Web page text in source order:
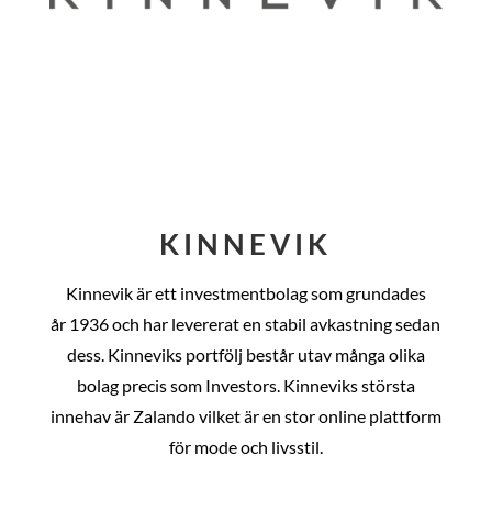
KINNEVIK
Kinnevik är ett investmentbolag som grundades
år 1936 och har levererat en stabil avkastning sedan
dess. Kinneviks portfölj består utav många olika
bolag precis som Investors. Kinneviks största
innehav är Zalando vilket är en stor online plattform
för mode och livsstil.